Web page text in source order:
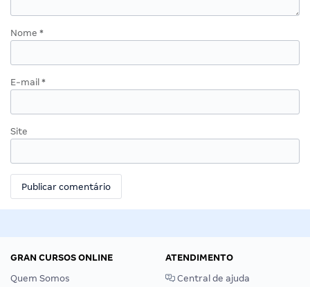
Nome *
E-mail *
Site
GRAN CURSOS ONLINE
Quem Somos
ATENDIMENTO
Central de ajuda